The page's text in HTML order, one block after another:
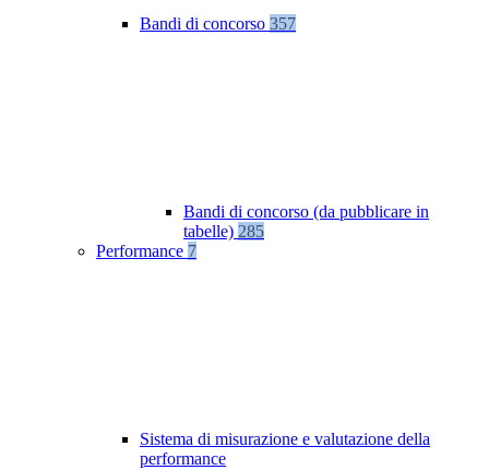
Bandi di concorso 357
Bandi di concorso (da pubblicare in
tabelle) 285
Performance 7
Sistema di misurazione e valutazione della
performance